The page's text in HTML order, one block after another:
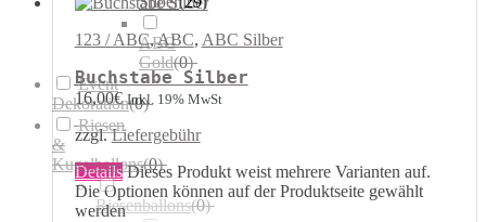
123 / ABC,ABC, ABC Silber
Buchstabe Silber
16,00€ Inkl. 19% MwSt
zzgl.Liefergebühr
Details Dieses Produkt weist mehrere Varianten auf.
Die Optionen können auf der Produktseite gewählt
werden
ABC
Gold(0)
Event
Dekoration(0)
Riesen
&
Kugelballons(0)
Riesenballons(0)